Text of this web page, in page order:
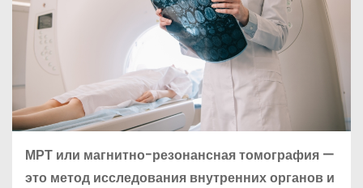
МРТ или магнитно-резонансная томография —
это метод исследования внутренних органов и